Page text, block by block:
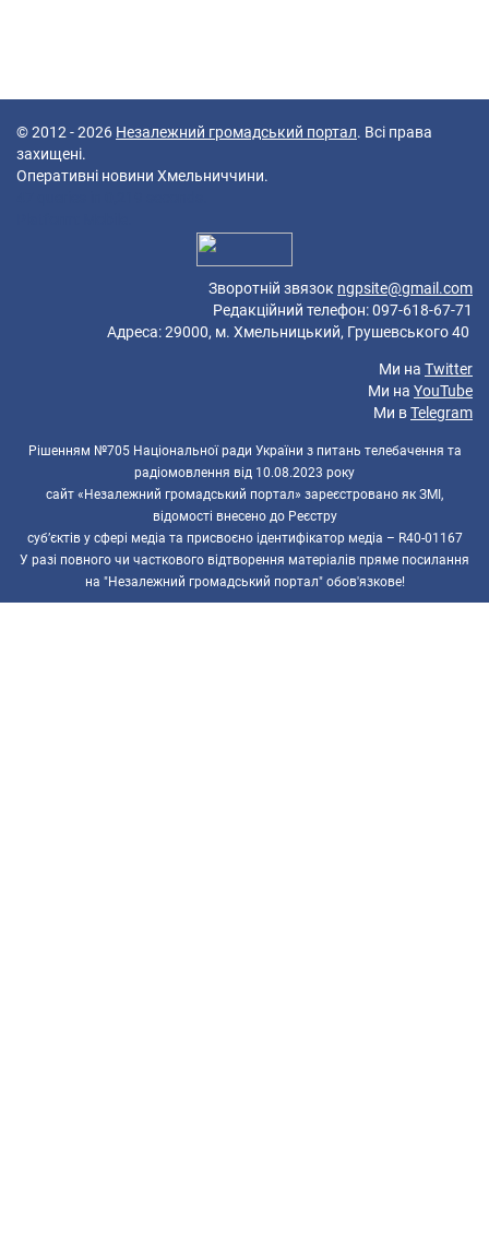
© 2012 - 2026 Незалежний громадський портал. Всі права
захищені.
Оперативні новини Хмельниччини.
Зворотній звязок ngpsite@gmail.com
Редакційний телефон: 097-618-67-71
Адреса: 29000, м. Хмельницький, Грушевського 40
Ми на Twitter
Ми на YouTube
Ми вTelegram
Рішенням №705 Національної ради України з питань телебачення та
радіомовлення від 10.08.2023 року
сайт «Незалежний громадський портал» зареєстровано як ЗМІ,
відомості внесено до Реєстру
суб’єктів у сфері медіа та присвоєно ідентифікатор медіа – R40-01167
У разі повного чи часткового відтворення матеріалів пряме посилання
на "Незалежний громадський портал" обов'язкове!